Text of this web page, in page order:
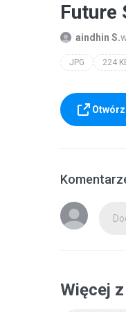
Future
aindhin S.
JPG 224
Więcej